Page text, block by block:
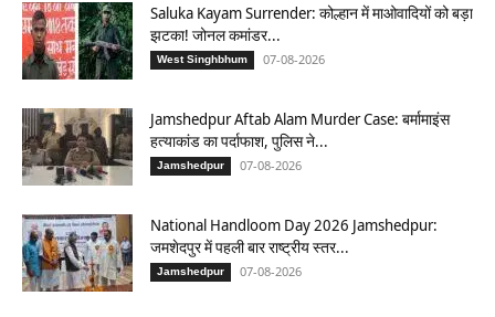
Saluka Kayam Surrender: कोल्हान में माओवादियों को बड़ा
झटका! जोनल कमांडर...
West Singhbhum 07-08-2026
Jamshedpur Aftab Alam Murder Case: बर्मामाइंस
हत्याकांड का पर्दाफाश, पुलिस ने...
Jamshedpur 07-08-2026
National Handloom Day 2026 Jamshedpur:
जमशेदपुर में पहली बार राष्ट्रीय स्तर...
Jamshedpur 07-08-2026